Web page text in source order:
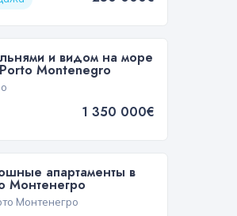
и видом на море
Montenegro
1 350 000€
апартаменты в
Монтенегро
Монтенегро